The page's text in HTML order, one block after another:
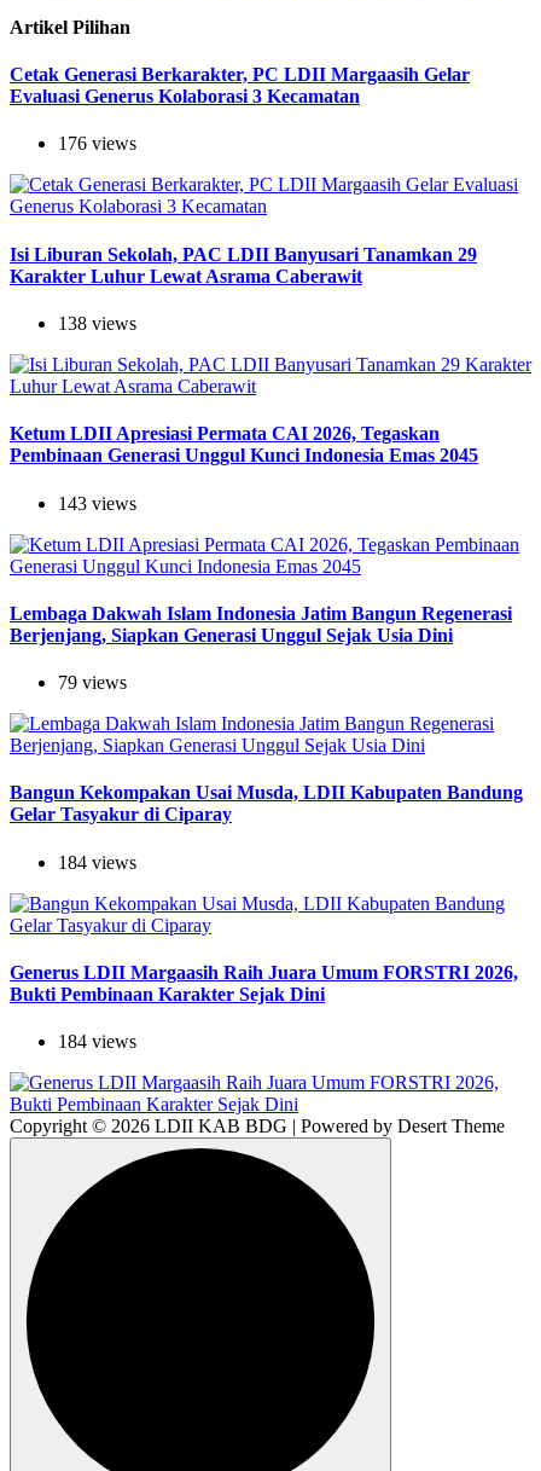
Artikel Pilihan
Cetak Generasi Berkarakter, PC LDII Margaasih Gelar
Evaluasi Generus Kolaborasi 3 Kecamatan
176 views
Isi Liburan Sekolah, PAC LDII Banyusari Tanamkan 29
Karakter Luhur Lewat Asrama Caberawit
138 views
Ketum LDII Apresiasi Permata CAI 2026, Tegaskan
Pembinaan Generasi Unggul Kunci Indonesia Emas 2045
143 views
Lembaga Dakwah Islam Indonesia Jatim Bangun Regenerasi
Berjenjang, Siapkan Generasi Unggul Sejak Usia Dini
79 views
Bangun Kekompakan Usai Musda, LDII Kabupaten Bandung
Gelar Tasyakur di Ciparay
184 views
Generus LDII Margaasih Raih Juara Umum FORSTRI 2026,
Bukti Pembinaan Karakter Sejak Dini
184 views
Copyright © 2026 LDII KAB BDG | Powered by Desert Theme